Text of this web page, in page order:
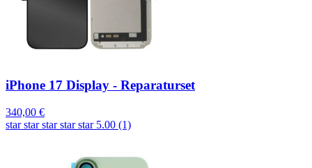
iPhone 17 Display - Reparaturset
340,00 €
star star star star star 5.00 (1)